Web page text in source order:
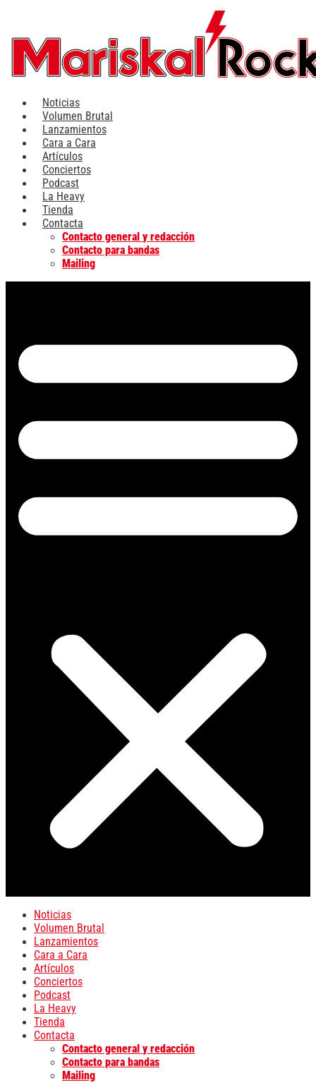
contenido
Noticias
Volumen Brutal
Lanzamientos
Cara a Cara
Artículos
Conciertos
Podcast
La Heavy
Tienda
Contacta
Contacto general y redacción
Contacto para bandas
Mailing
Noticias
Volumen Brutal
Lanzamientos
Cara a Cara
Artículos
Conciertos
Podcast
La Heavy
Tienda
Contacta
Contacto general y redacción
Contacto para bandas
Mailing